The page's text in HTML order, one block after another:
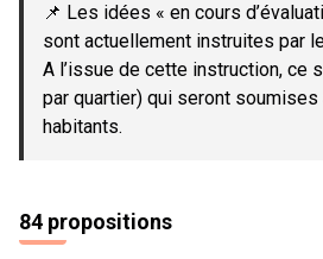
📌 Les idées « en cours
sont actuellement instruites par
A l’issue de cette instruction, ce
par quartier) qui seront soumises
habitants.
84 propositions